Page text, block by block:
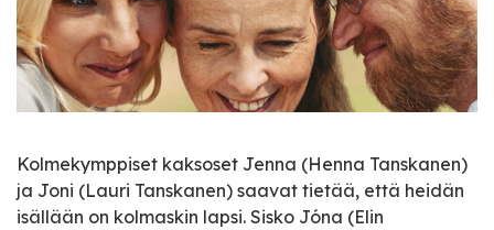
Kolmekymppiset kaksoset Jenna (Henna Tanskanen)
ja Joni (Lauri Tanskanen) saavat tietää, että heidän
isällään on kolmaskin lapsi. Sisko Jóna (Elin